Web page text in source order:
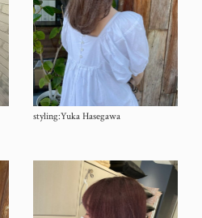
styling:Yuka Hasegawa